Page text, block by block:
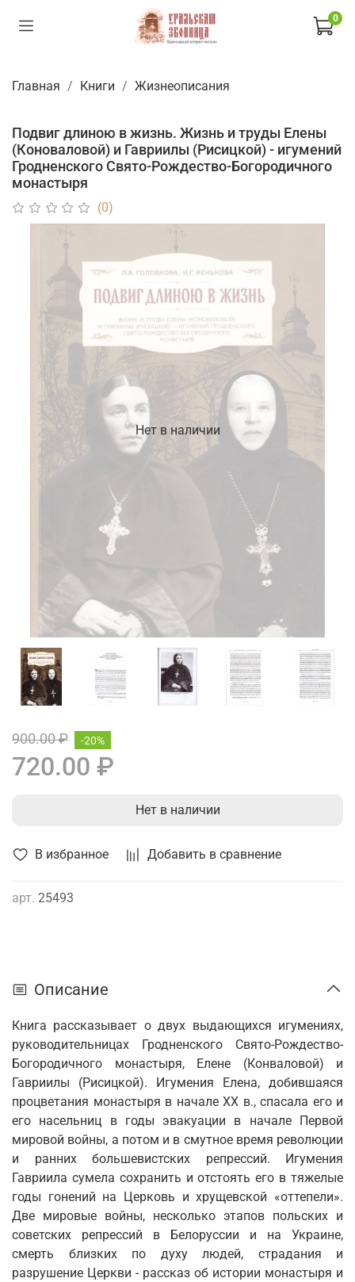
0
Главная Книги Жизнеописания
Подвиг длиною в жизнь. Жизнь и труды Елены
(Коноваловой) и Гавриилы (Рисицкой) - игумений
Гродненского Свято-Рождество-Богородичного
монастыря
(0)
В избранное Добавить в сравнение
арт. 25493
Нет в наличии
900.00 ₽
720.00 ₽
-20%
Нет в наличии
Описание
Книга рассказывает о двух выдающихся игумениях,
руководительни­цах Гродненского Свято-Рождество-
Богородичного монастыря, Елене (Конваловой) и
Гавриилы (Рисицкой). Игумения Елена, добившаяся
про­цветания монастыря в начале XX в., спасала его и
его насельниц в годы эвакуации в начале Первой
мировой войны, а потом и в смутное время революции
и ранних большевистских репрессий. Игумения
Гавриила сумела сохранить и отстоять его в тяжелые
годы гонений на Церковь и хрущевской «оттепели».
Две мировые войны, несколько этапов поль­ских и
советских репрессий в Белоруссии и на Украине,
смерть близких по духу людей, страдания и
разрушение Церкви - рассказ об истории монастыря и